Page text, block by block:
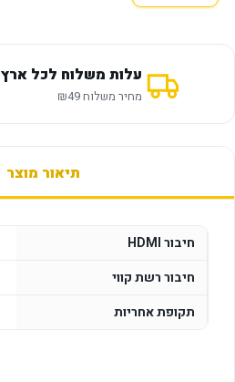
עלות משלוח לכל ארץ
מחיר משלוח ₪49
תיאור מוצר
חיבור HDMI
חיבור רשת קווי
תקופת אחריות